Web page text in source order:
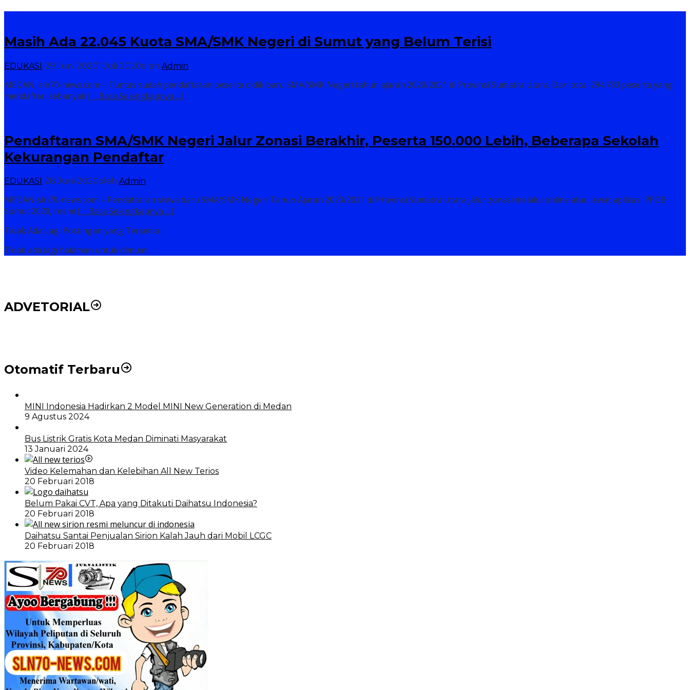
Masih Ada 22.045 Kuota SMA/SMK Negeri di Sumut yang Belum Terisi
EDUKASI 29 Juni 20201 Juli 2020oleh Admin
MEDAN, sln70-news.com – Tuntas sudah pendaftaran peserta didik baru SMA/SMK Negeri tahun ajaran 2020/2021 di Provinsi Sumatra Utara. Dari total 294.783 peserta yang
mendaftar, sebanyak [… Baca Selengkapnya …]
Pendaftaran SMA/SMK Negeri Jalur Zonasi Berakhir, Peserta 150.000 Lebih, Beberapa Sekolah
Kekurangan Pendaftar
EDUKASI 28 Juni 2020oleh Admin
MEDAN-sln70-news.com – Pendaftaran siswa baru SMA/SMK Negeri Tahun Ajaran 2020/2021 di Provinsi Sumatra Utara jalur zonasi melalui online atau lewat aplikasi PPDB
Sumut 2020, resmi [… Baca Selengkapnya …]
Tidak Ada Lagi Postingan yang Tersedia.
Tidak ada lagi halaman untuk dimuat.
ADVETORIAL
Otomatif Terbaru
MINI Indonesia Hadirkan 2 Model MINI New Generation di Medan
9 Agustus 2024
Bus Listrik Gratis Kota Medan Diminati Masyarakat
13 Januari 2024
Video Kelemahan dan Kelebihan All New Terios
20 Februari 2018
Belum Pakai CVT, Apa yang Ditakuti Daihatsu Indonesia?
20 Februari 2018
Daihatsu Santai Penjualan Sirion Kalah Jauh dari Mobil LCGC
20 Februari 2018